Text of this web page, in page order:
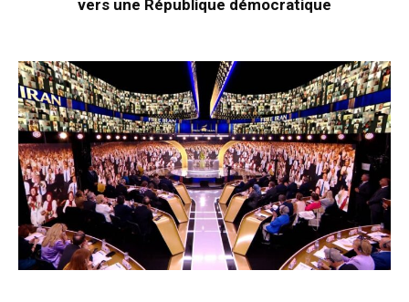
vers une République démocratique